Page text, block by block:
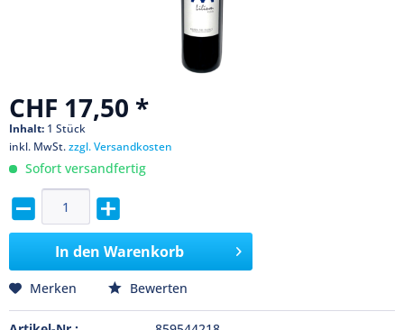
CHF 17,50 *
Inhalt: 1 Stück
inkl. MwSt.zzgl. Versandkosten
Sofort versandfertig
In den Warenkorb
Merken Bewerten